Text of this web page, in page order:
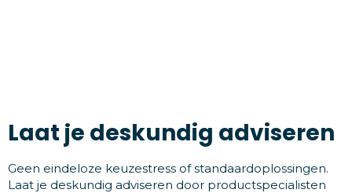
Laat je deskundig adviseren
Geen eindeloze keuzestress of standaardoplossingen.
Laat je deskundig adviseren door productspecialisten